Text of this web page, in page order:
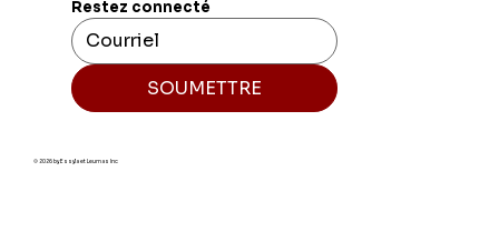
SOUMETTRE
© 2026 by Essyla et Leumas Inc